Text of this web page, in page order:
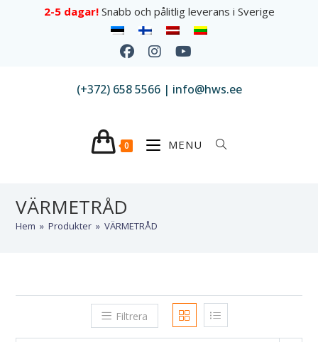
2-5 dagar!Snabb och pålitlig leverans i Sverige
(+372) 658 5566 | info@hws.ee
0 MENU
VÄRMETRÅD
Hem » Produkter » VÄRMETRÅD
Filtrera